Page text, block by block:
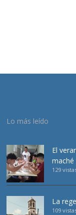
Lo más leído
El
129
La
109